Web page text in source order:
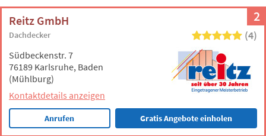
2
Reitz GmbH
Dachdecker (4)
Südbeckenstr. 7
76189 Karlsruhe, Baden
(Mühlburg)
Kontaktdetails anzeigen
Anrufen Gratis Angebote einholen